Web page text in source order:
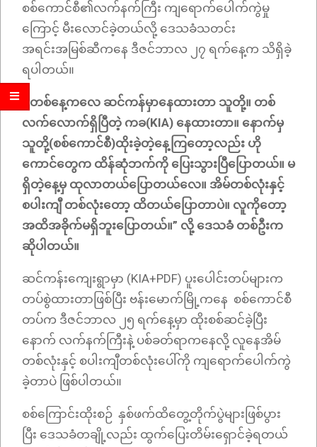
စစ်ကောင်စီ၏လက်နက်ကြီး ကျရောက်ပေါက်ကွဲမှု
ကြောင့် မီးလောင်ခဲ့တယ်လို့ ဒေသခံသတင်း
အရင်းအမြစ်ဆီကနေ ဒီဇင်ဘာလ ၂၇ ရက်နေ့က သိရှိခဲ့
ရပါတယ်။
“ တစ်နေ့ကလေ ဆင်ကန်မှာနေထားတာ သူတို့။ တစ်
လက်လောက်ရှိပြီတဲ့ ကခ(KIA) နေထားတာ။ နောက်မှ
သူတို့(စစ်ကောင်စီ)ထိုးခဲ့တဲ့နေ့ကြတော့လည်း ဟို
ကောင်တွေက ထိန်ဆုံဘက်ကို ပြေးသွားပြီပြောတယ်။ မ
ရှိတဲ့နေ့မှ ထုလာတယ်ပြောတယ်လေ။ အိမ်တစ်လုံးနှင့်
စပါးကျီ တစ်လုံးတော့ ထိတယ်ပြောတာပဲ။ လူကိုတော့
အထိအခိုက်မရှိဘူးပြောတယ်။” လို့ ဒေသခံ တစ်ဦးက
ဆိုပါတယ်။
ဆင်ကန်းကျေးရွာမှာ (KIA+PDF) ပူးပေါင်းတပ်များက
တပ်စွဲထားတာဖြစ်ပြီး ဗန်းမောက်မြို့ကနေ စစ်ကောင်စီ
တပ်က ဒီဇင်ဘာလ ၂၅ ရက်နေ့မှာ ထိုးစစ်ဆင်ခဲ့ပြီး
နောက် လက်နက်ကြီးနဲ့ ပစ်ခတ်ရာကနေလို့ လူနေအိမ်
တစ်လုံးနှင့် စပါးကျီတစ်လုံးပေါ်ကို ကျရောက်ပေါက်ကွဲ
ခဲ့တာပဲ ဖြစ်ပါတယ်။
စစ်ကြောင်းထိုးစဉ် နှစ်ဖက်ထိတွေ့တိုက်ပွဲများဖြစ်ပွား
ပြီး ဒေသခံတချို့လည်း ထွက်ပြေးတိမ်းရှောင်ခဲ့ရတယ်